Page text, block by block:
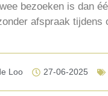
bezoeken is dan
afspraak
Loo 27-06-2025